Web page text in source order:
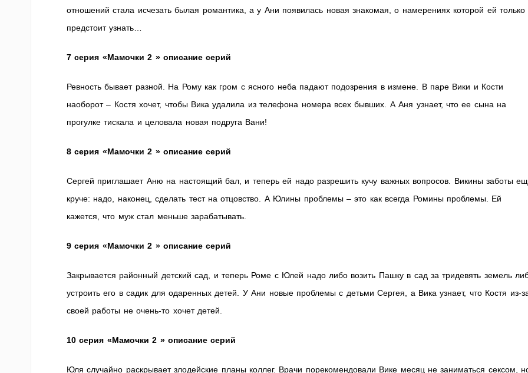
отношений стала исчезать былая романтика, а у Ани появилась новая знакомая, о намерениях которой ей только
предстоит узнать…
7 серия «Мамочки 2 » описание серий
Ревность бывает разной. На Рому как гром с ясного неба падают подозрения в измене. В паре Вики и Кости
наоборот – Костя хочет, чтобы Вика удалила из телефона номера всех бывших. А Аня узнает, что ее сына на
прогулке тискала и целовала новая подруга Вани!
8 серия «Мамочки 2 » описание серий
Сергей приглашает Аню на настоящий бал, и теперь ей надо разрешить кучу важных вопросов. Викины заботы
круче: надо, наконец, сделать тест на отцовство. А Юлины проблемы – это как всегда Ромины проблемы. Ей
кажется, что муж стал меньше зарабатывать.
9 серия «Мамочки 2 » описание серий
Закрывается районный детский сад, и теперь Роме с Юлей надо либо возить Пашку в сад за тридевять земель
устроить его в садик для одаренных детей. У Ани новые проблемы с детьми Сергея, а Вика узнает, что Костя из-
своей работы не очень-то хочет детей.
10 серия «Мамочки 2 » описание серий
Юля случайно раскрывает злодейские планы коллег. Врачи порекомендовали Вике месяц не заниматься сексом,